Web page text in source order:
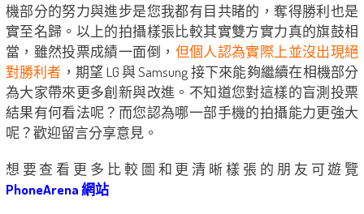
機部分的努力與進步是您我都有目共睹的，奪得勝利也是
實至名歸。以上的拍攝樣張比較其實雙方實力真的旗鼓相
當，雖然投票成績一面倒， 但個人認為實際上並沒出現絕
對勝利者 ，期望 LG 與 Samsung 接下來能夠繼續在相機部分
為大家帶來更多創新與改進。不知道您對這樣的盲測投票
結果有何看法呢？而您認為哪一部手機的拍攝能力更強大
呢？歡迎留言分享意見。
想要查看更多比較圖和更清晰樣張的朋友可遊覽
PhoneArena 網站